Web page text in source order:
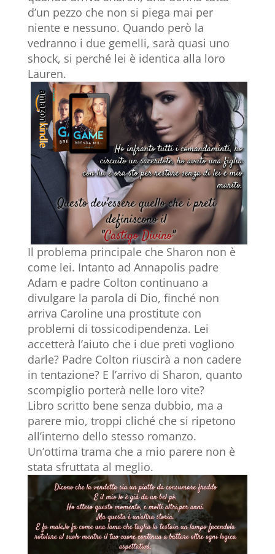
d’un pezzo che non si piega mai per
niente e nessuno. Quando però la
vedranno i due gemelli, sarà quasi uno
shock, si perché lei è identica alla loro
Lauren.
Il problema principale che Sharon non è
come lei. Intanto ad Annapolis padre
Adam e padre Colton continuano a
divulgare la parola di Dio, finché non
arriva Caroline una prostitute con
problemi di tossicodipendenza. Lei
accetterà l’aiuto che i due preti vogliono
darle? Padre Colton riuscirà a non cadere
in tentazione? E l’arrivo di Sharon, quanto
scompiglio porterà nelle loro vite?
Libro scritto bene senza dubbio, ma a
parere mio, troppi cliché che si ripetono
all’interno dello stesso romanzo.
Un’ottima trama che a mio parere non è
stata sfruttata al meglio.